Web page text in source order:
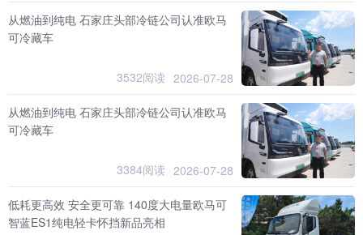
从燃油到纯电 石家庄头部冷链公司认准欧马
可冷藏车
3532阅读 2026-07-28
从燃油到纯电 石家庄头部冷链公司认准欧马
可冷藏车
3384阅读 2026-07-28
低耗更高效 安全更可靠 140度大电量欧马可
智蓝ES1纯电轻卡怀挡新品亮相